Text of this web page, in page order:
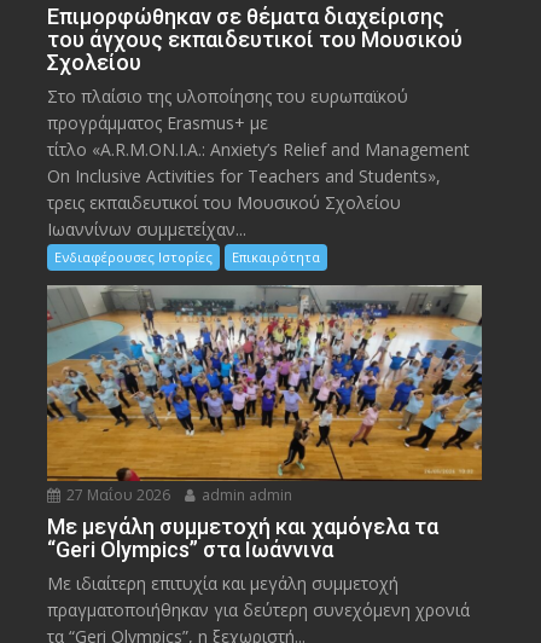
Eπιμορφώθηκαν σε θέματα διαχείρισης
του άγχους εκπαιδευτικοί του Μουσικού
Σχολείου
Στο πλαίσιο της υλοποίησης του ευρωπαϊκού
προγράμματος Erasmus+ με
τίτλο «A.R.M.ON.I.A.: Anxiety’s Relief and Management
On Inclusive Activities for Teachers and Students»,
τρεις εκπαιδευτικοί του Μουσικού Σχολείου
Ιωαννίνων συμμετείχαν...
Ενδιαφέρουσες Ιστορίες Επικαιρότητα
27 Μαΐου 2026 admin admin
Με μεγάλη συμμετοχή και χαμόγελα τα
“Geri Olympics” στα Ιωάννινα
Με ιδιαίτερη επιτυχία και μεγάλη συμμετοχή
πραγματοποιήθηκαν για δεύτερη συνεχόμενη χρονιά
τα “Geri Olympics”, η ξεχωριστή...